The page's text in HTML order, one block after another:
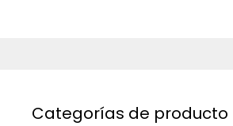
Categorías de producto